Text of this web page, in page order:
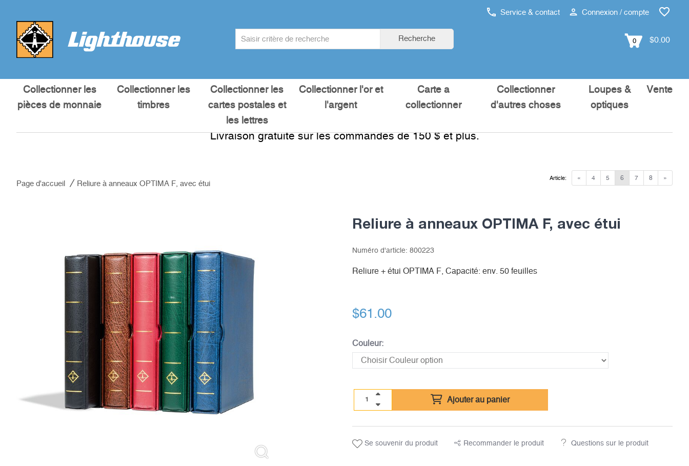
Service & contact Connexion / compte
Recherche 0 $0.00
Collectionner les
pièces de monnaie
Collectionner les
timbres
Collectionner les
cartes postales et
les lettres
Collectionner l'or et
l'argent
Carte a
collectionner
Collectionner
d'autres choses
Loupes &
optiques
Vente
Livraison gratuite sur les commandes de 150 $ et plus.
Page d'accueil Reliure à anneaux OPTIMA F, avec étui
« 4 5 6 7 8 »
Article:
Reliure à anneaux OPTIMA F, avec étui
Numéro d'article: 800223
Reliure + étui OPTIMA F, Capacité: env. 50 feuilles
$61.00
Couleur:
Ajouter au panier
Se souvenir du produit Recommander le produit Questions sur le produit